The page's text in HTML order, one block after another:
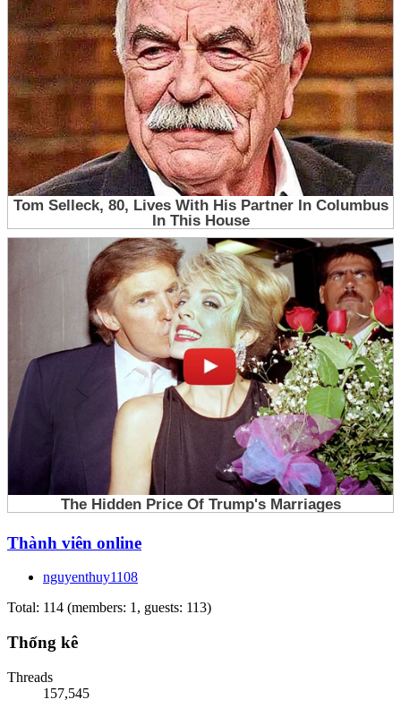
Thành viên online
nguyenthuy1108
Total: 114 (members: 1, guests: 113)
Thống kê
Threads
157,545